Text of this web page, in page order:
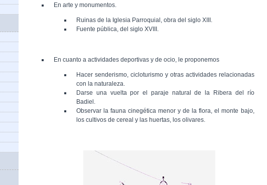
En arte y monumentos.
Ruinas de la Iglesia Parroquial, obra del siglo XIII.
Fuente pública, del siglo XVIII.
En cuanto a actividades deportivas y de ocio, le proponemos
Hacer senderismo, cicloturismo y otras actividades relacionadas
con la naturaleza.
Darse una vuelta por el paraje natural de la Ribera del río
Badiel.
Observar la fauna cinegética menor y de la flora, el monte bajo,
los cultivos de cereal y las huertas, los olivares.